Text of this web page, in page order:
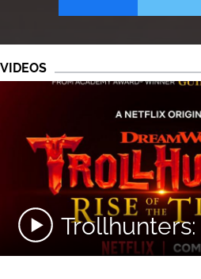
VIDEOS
Trollhunters: